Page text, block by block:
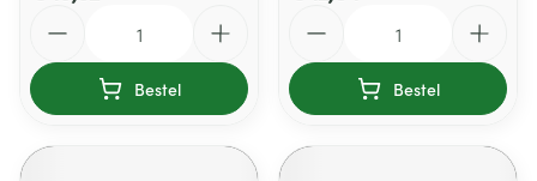
Bestel Bestel